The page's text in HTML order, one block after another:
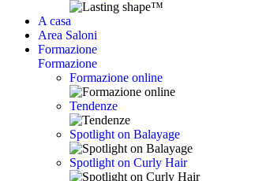
A casa
Area Saloni
Formazione
Formazione
Formazione online
Tendenze
Spotlight on Balayage
Spotlight on Curly Hair